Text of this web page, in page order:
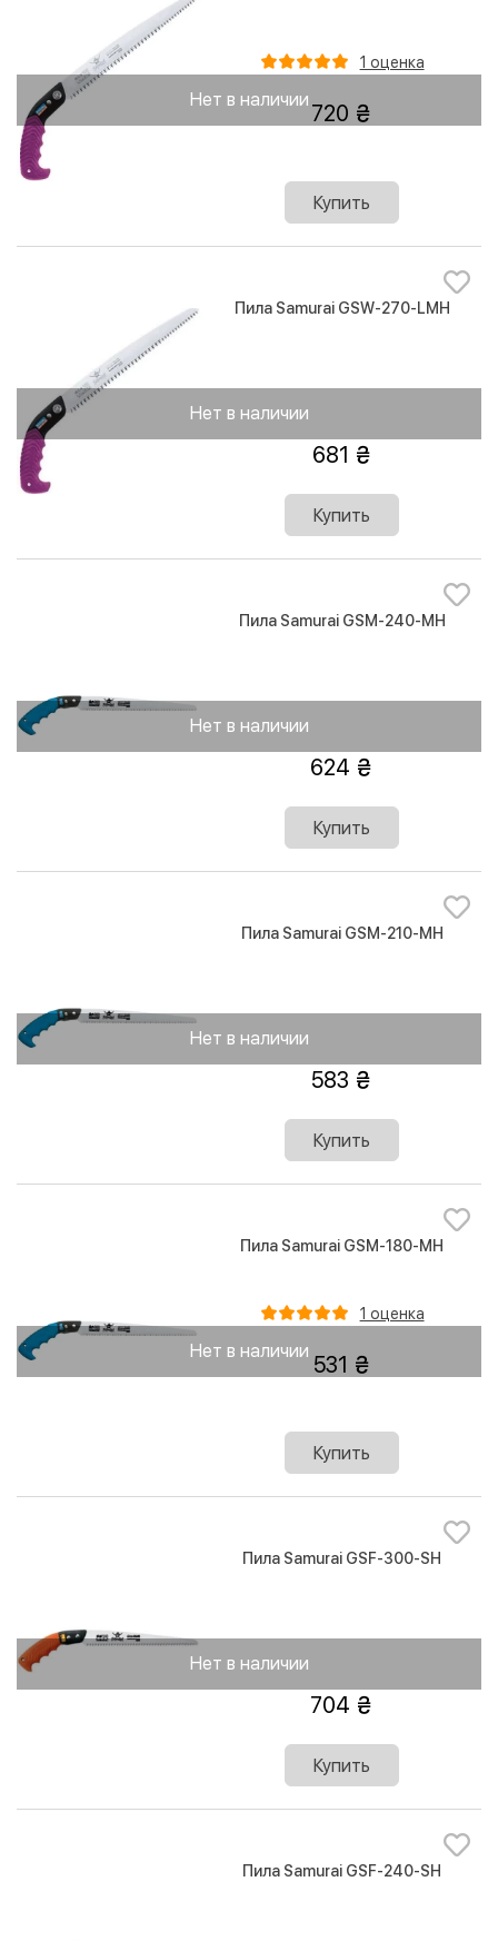
Нет в наличии
1 оценка
720
Купить
Нет в наличии
Пила Samurai GSW-270-LMH
681
Купить
Нет в наличии
Пила Samurai GSM-240-MH
624
Купить
Нет в наличии
Пила Samurai GSM-210-MH
583
Купить
Нет в наличии
Пила Samurai GSM-180-MH
1 оценка
531
Купить
Нет в наличии
Пила Samurai GSF-300-SH
704
Купить
Пила Samurai GSF-240-SH